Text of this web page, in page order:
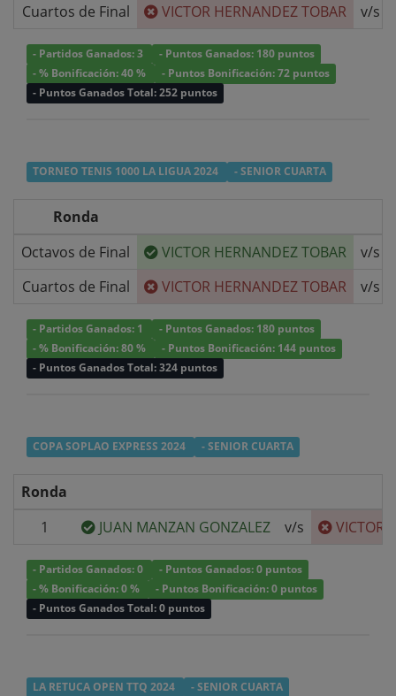
Cuartos de Final
VICTOR HERNANDEZ TOBAR v/s
- Partidos Ganados: 3
- Puntos Ganados: 180 puntos
- % Bonificación: 40 %
- Puntos Bonificación: 72 puntos
- Puntos Ganados Total: 252 puntos
TORNEO TENIS 1000 LA LIGUA 2024 - SENIOR CUARTA
Ronda
Octavos de Final
VICTOR HERNANDEZ TOBAR v/s
Cuartos de Final
VICTOR HERNANDEZ TOBAR v/s
- Partidos Ganados: 1
- Puntos Ganados: 180 puntos
- % Bonificación: 80 %
- Puntos Bonificación: 144 puntos
- Puntos Ganados Total: 324 puntos
COPA SOPLAO EXPRESS 2024 - SENIOR CUARTA
Ronda
1
JUAN MANZAN GONZALEZ v/s VICTOR
- Partidos Ganados: 0
- Puntos Ganados: 0 puntos
- % Bonificación: 0 %
- Puntos Bonificación: 0 puntos
- Puntos Ganados Total: 0 puntos
LA RETUCA OPEN TTQ 2024 - SENIOR CUARTA